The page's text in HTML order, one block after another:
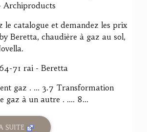
Archiproducts
le catalogue et demandez les prix
Beretta, chaudière à gaz au sol,
71 rai - Beretta
gaz . ... 3.7 Transformation
gaz à un autre . .... 8...
SUITE